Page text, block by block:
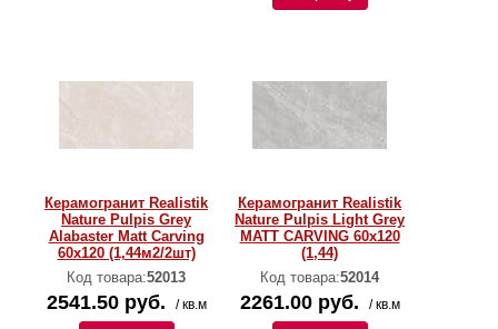
Керамогранит Realistik
Nature Pulpis Grey
Alabaster Matt Carving
60x120 (1,44м2/2шт)
Код товара:52013
2541.50 руб. / кв.м
Керамогранит Realistik
Nature Pulpis Light Grey
MATT CARVING 60х120
(1,44)
Код товара:52014
2261.00 руб. / кв.м